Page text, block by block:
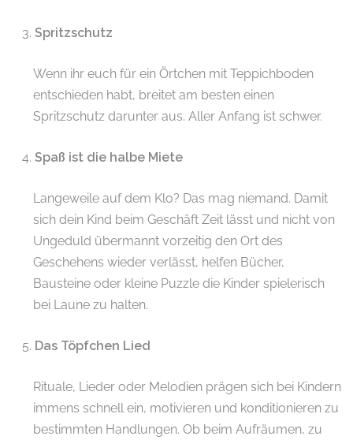
Spritzschutz
Wenn ihr euch für ein Örtchen mit Teppichboden
entschieden habt, breitet am besten einen
Spritzschutz darunter aus. Aller Anfang ist schwer.
Spaß ist die halbe Miete
Langeweile auf dem Klo? Das mag niemand. Damit
sich dein Kind beim Geschäft Zeit lässt und nicht von
Ungeduld übermannt vorzeitig den Ort des
Geschehens wieder verlässt, helfen Bücher,
Bausteine oder kleine Puzzle die Kinder spielerisch
bei Laune zu halten.
Das Töpfchen Lied
Rituale, Lieder oder Melodien prägen sich bei Kindern
immens schnell ein, motivieren und konditionieren zu
bestimmten Handlungen. Ob beim Aufräumen, zu